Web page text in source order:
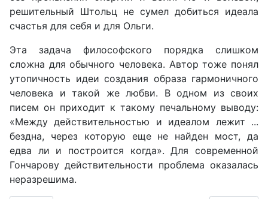
решительный Штольц не сумел добиться идеала
счастья для себя и для Ольги.
Эта задача философского порядка слишком
сложна для обычного человека. Автор тоже понял
утопичность идеи создания образа гармоничного
человека и такой же любви. В одном из своих
писем он приходит к такому печальному выводу:
«Между действительностью и идеалом лежит ...
бездна, через которую еще не найден мост, да
едва ли и построится когда». Для современной
Гончарову действительности проблема оказалась
неразрешима.